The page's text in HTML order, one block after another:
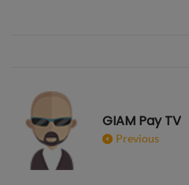
GIAM Pay TV
Previous